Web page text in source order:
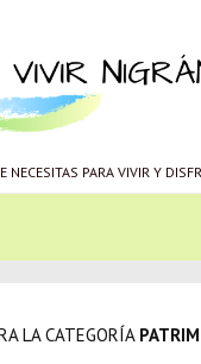
Nigrán
NECESITAS PARA VIVIR Y
LA CATEGORÍA